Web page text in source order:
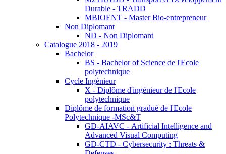
Durable - TRADD
MBIOENT - Master Bio-entrepreneur
Non Diplomant
ND - Non Diplomant
Catalogue 2018 - 2019
Bachelor
BS - Bachelor of Science de l'Ecole
polytechnique
Cycle Ingénieur
X - Diplôme d'ingénieur de l'Ecole
polytechnique
Diplôme de formation gradué de l'Ecole
Polytechnique -MSc&T
GD-AIAVC - Artificial Intelligence and
Advanced Visual Computing
GD-CTD - Cybersecurity : Threats &